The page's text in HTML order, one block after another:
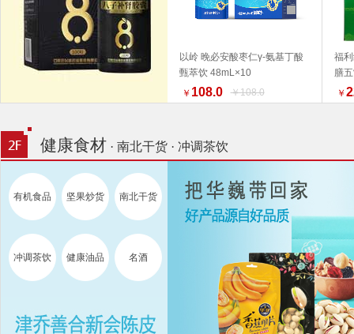
以岭 晚必安酸枣仁γ-氨基丁酸
甄萃饮 48mL×10
￥ 108.0 ￥108.0
福
膳
产
为
￥
健康食材 · 南北干货 · 冲调茶饮
有机食品 坚果炒货 南北干货
冲调茶饮 健康油品 名酒